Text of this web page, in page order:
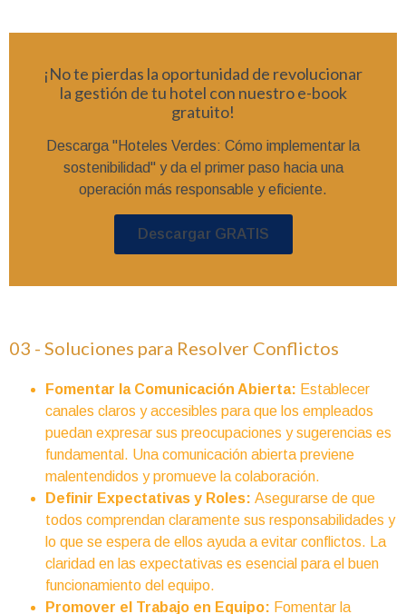
¡No te pierdas la oportunidad de revolucionar
la gestión de tu hotel con nuestro e-book
gratuito!
Descarga "Hoteles Verdes: Cómo implementar la
sostenibilidad" y da el primer paso hacia una
operación más responsable y eficiente.
Descargar GRATIS
03 - Soluciones para Resolver Conflictos
Fomentar la Comunicación Abierta: Establecer
canales claros y accesibles para que los empleados
puedan expresar sus preocupaciones y sugerencias es
fundamental. Una comunicación abierta previene
malentendidos y promueve la colaboración.
Definir Expectativas y Roles: Asegurarse de que
todos comprendan claramente sus responsabilidades y
lo que se espera de ellos ayuda a evitar conflictos. La
claridad en las expectativas es esencial para el buen
funcionamiento del equipo.
Promover el Trabajo en Equipo: Fomentar la